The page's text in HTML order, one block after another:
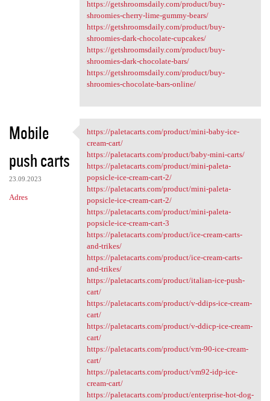
https://getshroomsdaily.com/product/buy-
shroomies-cherry-lime-gummy-bears/
https://getshroomsdaily.com/product/buy-
shroomies-dark-chocolate-cupcakes/
https://getshroomsdaily.com/product/buy-
shroomies-dark-chocolate-bars/
https://getshroomsdaily.com/product/buy-
shroomies-chocolate-bars-online/
Mobile
push carts
23.09.2023
Adres
https://paletacarts.com
https://paletacarts.com/product/mini-baby-ice-
cream-cart/
https://paletacarts.com/product/baby-mini-carts/
https://paletacarts.com/product/mini-paleta-
popsicle-ice-cream-cart-2/
https://paletacarts.com/product/mini-paleta-
popsicle-ice-cream-cart-2/
https://paletacarts.com/product/mini-paleta-
popsicle-ice-cream-cart-3
https://paletacarts.com/product/ice-cream-carts-
and-trikes/
https://paletacarts.com/product/ice-cream-carts-
and-trikes/
https://paletacarts.com/product/italian-ice-push-
cart/
https://paletacarts.com/product/v-ddips-ice-cream-
cart/
https://paletacarts.com/product/v-ddicp-ice-cream-
cart/
https://paletacarts.com/product/vm-90-ice-cream-
cart/
https://paletacarts.com/product/vm92-idp-ice-
cream-cart/
https://paletacarts.com/product/enterprise-hot-dog-